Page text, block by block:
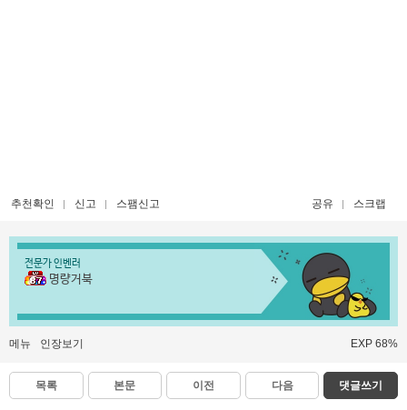
추천확인 신고 스팸신고 공유 스크랩
전문가 인벤러
명량거북
메뉴 인장보기 EXP 68%
목록 본문 이전 다음 댓글쓰기